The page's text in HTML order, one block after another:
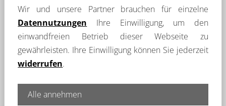
Hattenhausen, 93339 Otterzhofen, 93339
Echenried, 93339 Sankt Gregor, 93336
Hexenagger, 93339 Perletzhofen, 93339 Thann,
93339 Laubhof, 93339 Keilsdorf, 93339
Altmühlmünster, 93339 Deising, 93339
Meihern, 93336 Schafshill, 93336 Berghausen,
92345 Mühlthal, 93155 Aicha, 93155
Wir und unsere Partner brauchen für einzelne
Datennutzungen Ihre Einwilligung, um den
einwandfreien Betrieb dieser Webseite zu
gewährleisten. Ihre Einwilligung können Sie jederzeit
widerrufen.
Alle annehmen